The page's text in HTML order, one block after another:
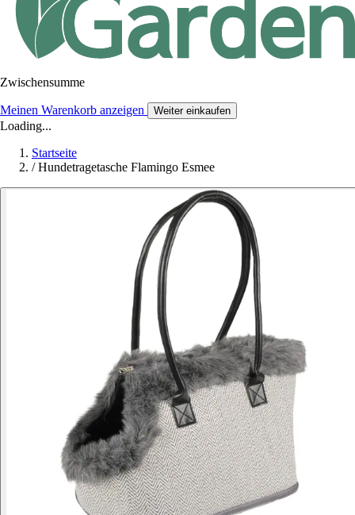
Zwischensumme
Meinen Warenkorb anzeigen Weiter einkaufen
Loading...
Startseite
/ Hundetragetasche Flamingo Esmee